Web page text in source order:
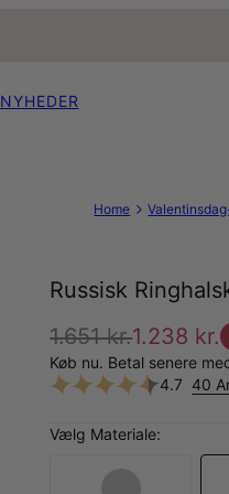
NYHEDER
Home
Russisk
1.651 kr.1.238 kr.
Køb nu. Betal senere
4.7 40
Vælg Materiale: